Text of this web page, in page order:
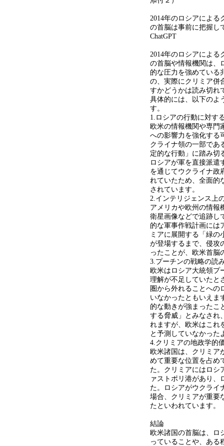
2014年のロシアによる
の首脳は事前に把握し
ChatGPT
2014年のロシアによる
の首脳や情報機関は、
的な圧力を強めている
の、実際にクリミア併
すかどうかは読み切れ
具体的には、以下のよ
す。
1.ロシアの行動に対す
欧米の情報機関や専門
への影響力を強化する
クライナ領の一部であ
定的な行動」に踏み切
ロシアが軍を直接派遣
を通じてウクライナ政
れていたため、全面的
されています。
2.インテリジェンス上
アメリカや欧州の情報
衛星画像などで追跡し
的な軍事作戦計画には
ミアに展開する「緑の
が登場するまで、侵攻
ったことが、欧米首脳
3.プーチンの戦略の読
欧米はロシア大統領プ
理解が不足していたと
圏から外れることへの
いなかったともいえま
的な動きが強まったこ
する脅威」とみなされ
れますが、欧米はこれ
と予測していなかった
4.クリミアの地政学的
欧米諸国は、クリミア
めて重要な位置を占め
た。クリミアにはロシ
ァストポリ港があり、
た。ロシアがウクライ
場合、クリミアが重要
たといわれています。
結論
欧米諸国の首脳は、ロ
っていることや、ある